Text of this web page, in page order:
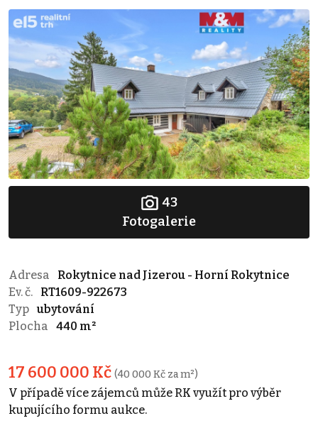
43
Fotogalerie
Adresa
Rokytnice nad Jizerou - Horní Rokytnice
Ev. č.
RT1609-922673
Typ ubytování
Plocha
440 m²
17 600 000 Kč (40 000 Kč za m²)
V případě více zájemců může RK využít pro výběr
kupujícího formu aukce.